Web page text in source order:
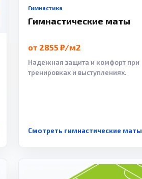
Гимнастика
Гимнастические маты
от 2855 ₽/м2
Надежная защита и комфорт при
тренировках и выступлениях.
Смотреть гимнастические маты